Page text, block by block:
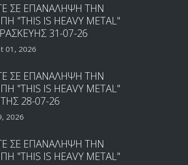
ΣΕ ΕΠΑΝΑΛΗΨΗ ΤΗΝ
"THIS IS HEAVY METAL"
31-07-26
01, 2026
ΣΕ ΕΠΑΝΑΛΗΨΗ ΤΗΝ
"THIS IS HEAVY METAL"
28-07-26
2026
ΣΕ ΕΠΑΝΑΛΗΨΗ ΤΗΝ
"THIS IS HEAVY METAL"